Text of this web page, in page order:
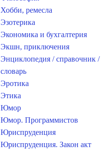
Хобби, ремесла
Эзотерика
Экономика и бухгалтерия
Экшн, приключения
Энциклопедия / справочник /
словарь
Эротика
Этика
Юмор
Юмор. Программистов
Юриспруденция
Юриспруденция. Закон акт